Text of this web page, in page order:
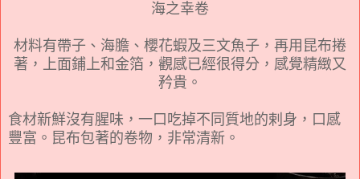
海之幸卷
材料有帶子、海膽、櫻花蝦及三文魚子，再用昆布捲
著，上面鋪上和金箔，觀感已經很得分，感覺精緻又
矜貴。
食材新鮮沒有腥味，一口吃掉不同質地的剌身，口感
豐富。昆布包著的卷物，非常清新。